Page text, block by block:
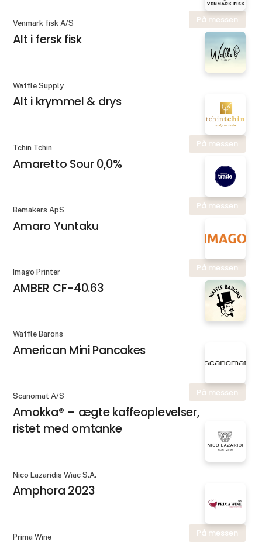
På messen
Venmark fisk A/S
Alt i fersk fisk
Waffle Supply
Alt i krymmel & drys
På messen
Tchin Tchin
Amaretto Sour 0,0%
På messen
Bemakers ApS
Amaro Yuntaku
På messen
Imago Printer
AMBER CF-40.63
Waffle Barons
American Mini Pancakes
På messen
Scanomat A/S
Amokka® – ægte kaffeoplevelser,
ristet med omtanke
Nico Lazaridis Wiac S.A.
Amphora 2023
På messen
Prima Wine